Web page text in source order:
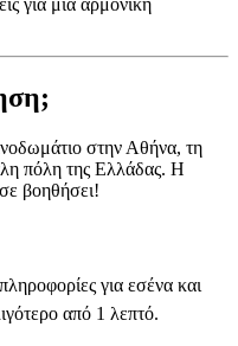
για μια αρμονική
στην Αθήνα, τη
πόλη της Ελλάδας. Η
βοηθήσει!
για εσένα και
από 1 λεπτό.